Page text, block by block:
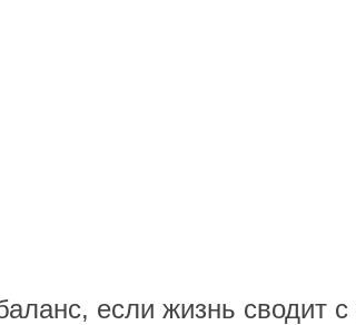
если жизнь сводит